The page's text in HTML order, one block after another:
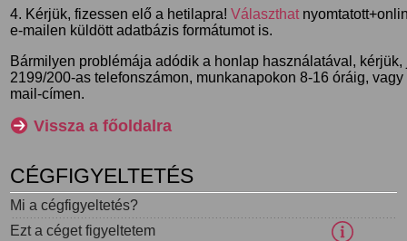
4. Kérjük, fizessen elő a hetilapra!Választhat
e-mailen küldött adatbázis formátumot is.
Bármilyen problémája adódik a honlap használatával,
2199/200-as telefonszámon, munkanapokon 8-16 óráig,
mail-címen.
Vissza a főoldalra
CÉGFIGYELTETÉS
Mi a cégfigyeltetés?
Ezt a céget figyeltetem